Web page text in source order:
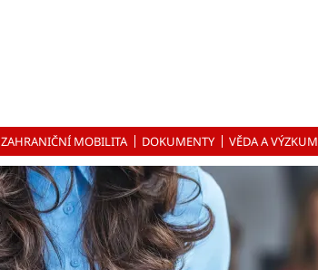
ZAHRANIČNÍ MOBILITA DOKUMENTY VĚDA A VÝZKUM